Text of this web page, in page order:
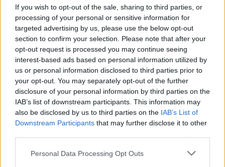
If you wish to opt-out of the sale, sharing to third parties, or
processing of your personal or sensitive information for
targeted advertising by us, please use the below opt-out
section to confirm your selection. Please note that after your
opt-out request is processed you may continue seeing
interest-based ads based on personal information utilized by
us or personal information disclosed to third parties prior to
your opt-out. You may separately opt-out of the further
disclosure of your personal information by third parties on the
IAB’s list of downstream participants. This information may
also be disclosed by us to third parties on the IAB’s List of
Downstream Participants that may further disclose it to other
Personal Data Processing Opt Outs
En un mundo donde la tecnología y la
innovación son fundamentales, Avenger Flight
Group desafía los límites y establece nuevos
estándares en la formación de pilotos. Al
ofrecer un simulador de vuelo realista y
envolvente, contribuyen al desarrollo de pilotos
altamente capacitados, a la vez que garantizan
la seguridad y eficiencia en el ámbito de la
aviación comercial. Puedes visitar su
simulador A320 en Madridy comprobar de
primera mano cómoAvenger Flight Group
demuestra su calidad y dedicación a la
excelencia en la capacitación aeronáutica.